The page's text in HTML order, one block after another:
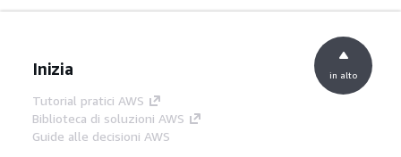
Inizia
Tutorial pratici AWS
Biblioteca di soluzioni AWS
Guide alle decisioni AWS
in alto